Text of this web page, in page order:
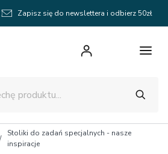
Zapisz się do newslettera i odbierz 50zł
Stoliki do zadań specjalnych - nasze
inspiracje